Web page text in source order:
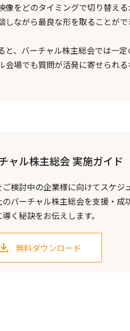
像をどのタイミングで切り替え
しながら最良な形を取ることがで
と、バーチャル株主総会では一
会場でも質問が活発に寄せられ
ャル株主総会 実施ガイド
ご検討中の企業様に向けてスケジ
バーチャル株主総会を支援・成
く秘訣をお伝えします。
無料ダウンロード